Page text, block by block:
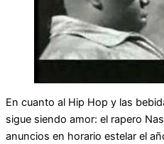
En cuanto al Hip Hop y las
sigue siendo amor: el rapero
anuncios en horario estelar el